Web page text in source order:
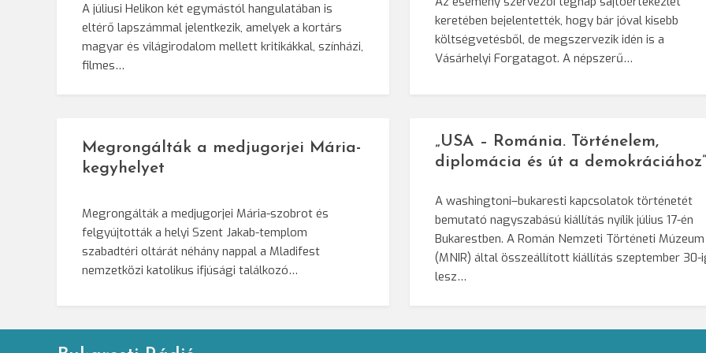
A júliusi Helikon két egymástól hangulatában is
eltérő lapszámmal jelentkezik, amelyek a kortárs
magyar és világirodalom mellett kritikákkal, színházi,
filmes…
keretében bejelentették, hogy bár jóval kisebb
költségvetésből, de megszervezik idén is a
Vásárhelyi Forgatagot. A népszerű…
Megrongálták a medjugorjei Mária-
kegyhelyet
Megrongálták a medjugorjei Mária-szobrot és
felgyújtották a helyi Szent Jakab-templom
szabadtéri oltárát néhány nappal a Mladifest
nemzetközi katolikus ifjúsági találkozó…
„USA – Románia. Történelem,
diplomácia és út a
A washingtoni–bukaresti kapcsolatok történetét
bemutató nagyszabású kiállítás nyílik július 17-én
Bukarestben. A Román Nemzeti Történeti Múzeum
(MNIR) által összeállított kiállítás szeptember 30-
lesz…